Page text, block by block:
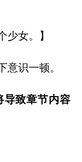
少女。】
意识一顿。
导致章节内容